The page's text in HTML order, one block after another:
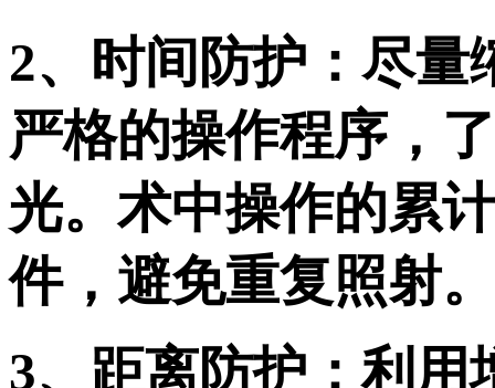
2、时间防护：尽
严格的操作程序，
光。术中操作的累
件，避免重复照射。
3、距离防护：利用